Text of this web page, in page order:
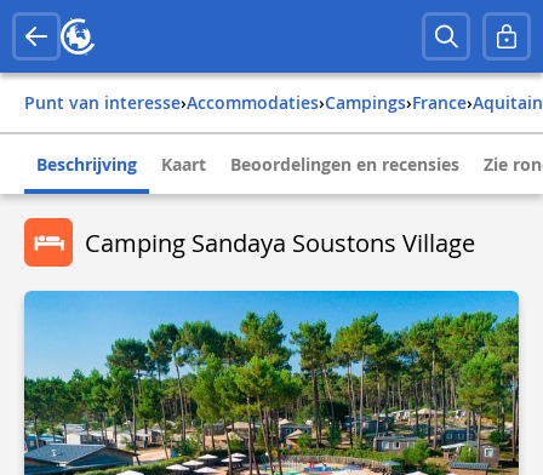
Punt van interesse› Accommodaties› Campings› france›
Beschrijving Kaart Beoordelingen en recensies Zie
Camping Sandaya Soustons Village